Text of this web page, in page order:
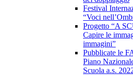
Festival
“Voci
Progetto “A
Capire le
immagini”
Pubblicate le
Piano
Scuola a.s.